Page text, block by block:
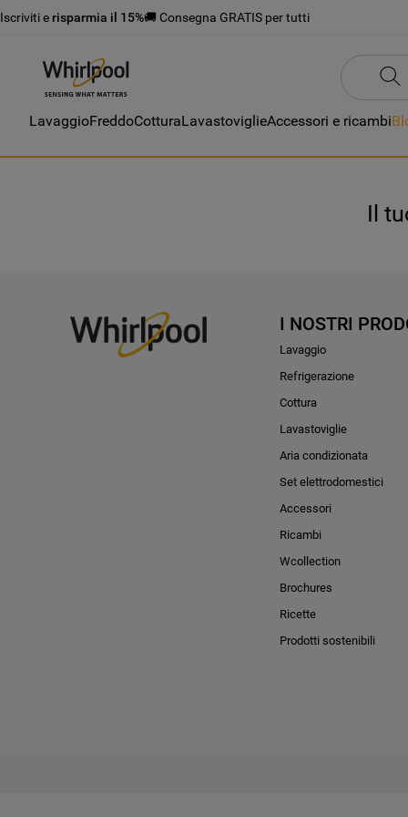
Iscriviti e risparmia il 15%🚚 Consegna GRATIS per tutti
LavaggioFreddoCotturaLavastoviglieAccessori e ricambi
Il
I NOSTRI
Lavaggio
Refrigerazione
Cottura
Lavastoviglie
Aria condizionata
Set elettrodomestici
Accessori
Ricambi
Wcollection
Brochures
Ricette
Prodotti sostenibili